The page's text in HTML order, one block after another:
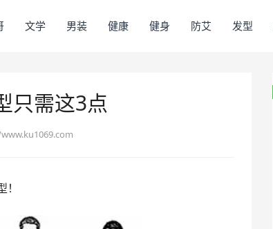
文学 男装 健康 健身 防艾 发型
只需这3点